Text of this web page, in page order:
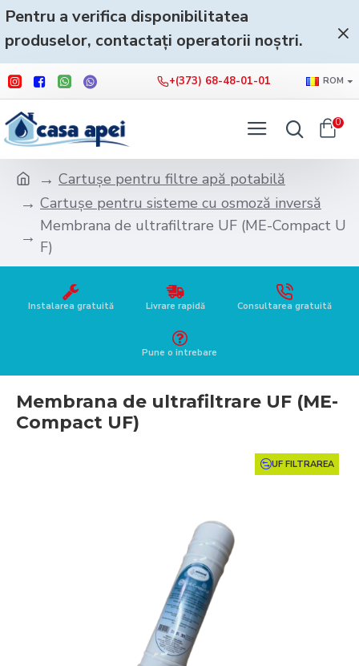
Pentru a verifica disponibilitatea
produselor, contactați operatorii noștri.
+(373) 68-48-01-01 ROM
0
Cartușe pentru filtre apă potabilă
Cartușe pentru sisteme cu osmoză inversă
Membrana de ultrafiltrare UF (ME-Compact U
F)
Instalarea gratuită Livrare rapidă Consultarea gratuită
Pune o intrebare
Membrana de ultrafiltrare UF (ME-
Compact UF)
UF FILTRAREA